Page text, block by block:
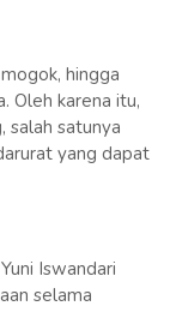
hingga
Oleh karena itu,
salah satunya
yang dapat
Iswandari
selama